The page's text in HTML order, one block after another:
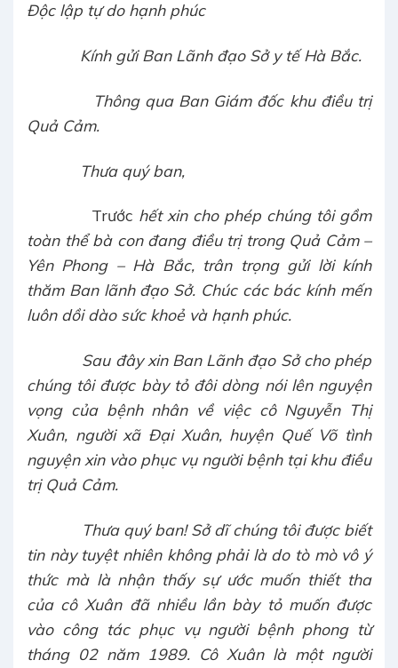
Độc lập tự do hạnh phúc
Kính gửi Ban Lãnh đạo Sở y tế Hà Bắc.
Thông qua Ban Giám đốc khu điều trị
Quả Cảm.
Thưa quý ban,
Trước hết xin cho phép chúng tôi gồm
toàn thể bà con đang điều trị trong Quả Cảm –
Yên Phong – Hà Bắc, trân trọng gửi lời kính
thăm Ban lãnh đạo Sở. Chúc các bác kính mến
luôn dồi dào sức khoẻ và hạnh phúc.
Sau đây xin Ban Lãnh đạo Sở cho phép
chúng tôi được bày tỏ đôi dòng nói lên nguyện
vọng của bệnh nhân về việc cô Nguyễn Thị
Xuân, người xã Đại Xuân, huyện Quế Võ tình
nguyện xin vào phục vụ người bệnh tại khu điều
trị Quả Cảm.
Thưa quý ban! Sở dĩ chúng tôi được biết
tin này tuyệt nhiên không phải là do tò mò vô ý
thức mà là nhận thấy sự ước muốn thiết tha
của cô Xuân đã nhiều lần bày tỏ muốn được
vào công tác phục vụ người bệnh phong từ
tháng 02 năm 1989. Cô Xuân là một người